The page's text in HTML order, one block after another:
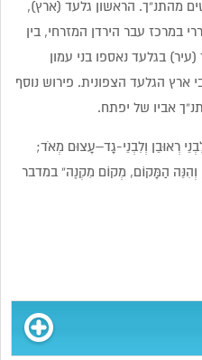
מהתנ”ך. הראשון גלעד (ארץ),
במרכז עבר הירדן המזרחי, בין
בגלעד נאספו בני עמון
ארץ הגלעד הצפונית. פירוש נוסף
אביו של יפתח.
רְאוּבֵן וְלִבְנֵי-גָד–עָצוּם מְאֹד;
וְהִנֵּה הַמָּקוֹם, מְקוֹם מִקְנֶה” במדבר